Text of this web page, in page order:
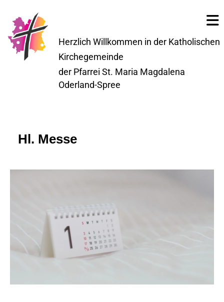
Herzlich Willkommen in der Katholischen
Kirchegemeinde
der Pfarrei St. Maria Magdalena
Oderland-Spree
Hl. Messe